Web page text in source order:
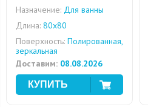
Назначение: Для ванны
Длина: 80x80
Поверхность: Полированная,
зеркальная
Доставим: 08.08.2026